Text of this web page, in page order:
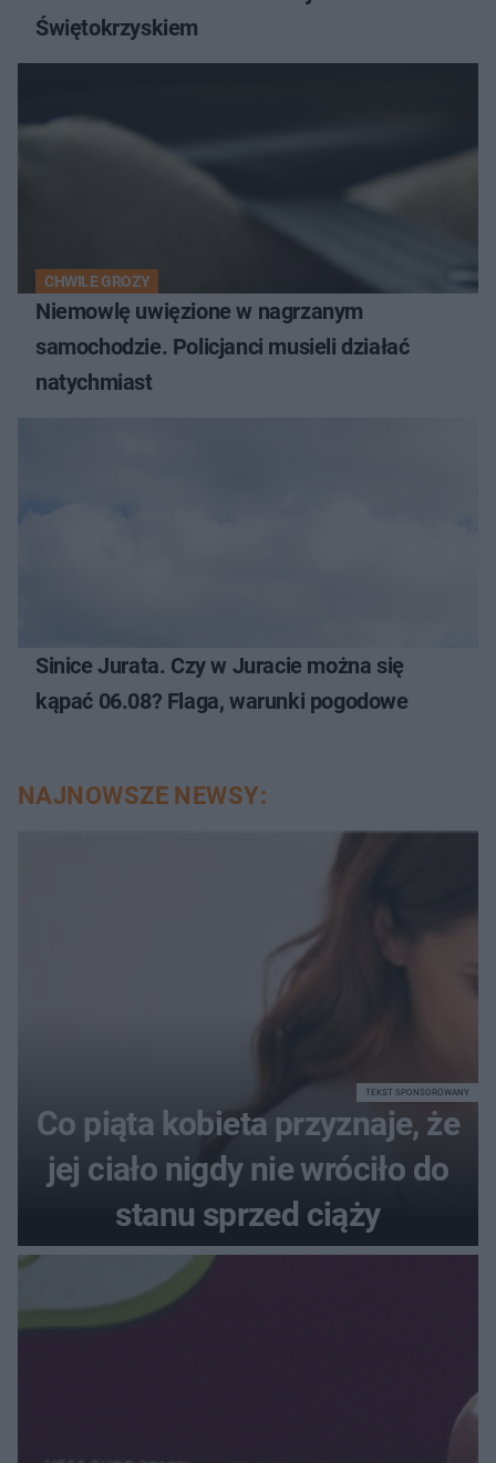
Świętokrzyskiem
CHWILE GROZY
Niemowlę uwięzione w nagrzanym
samochodzie. Policjanci musieli działać
natychmiast
Sinice Jurata. Czy w Juracie można się
kąpać 06.08? Flaga, warunki pogodowe
NAJNOWSZE NEWSY:
Co piąta kobieta przyznaje, że
jej ciało nigdy nie wróciło do
stanu sprzed ciąży
TEKST SPONSOROWANY